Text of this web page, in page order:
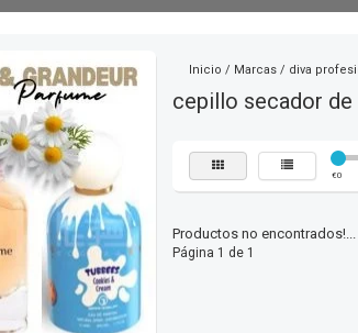
Inicio / Marcas/ diva
cepillo secador de
€0
Productos no encontrados!...
Página 1 de 1